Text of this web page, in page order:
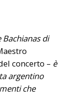
Bachianas di
concerto – è
argentino
che